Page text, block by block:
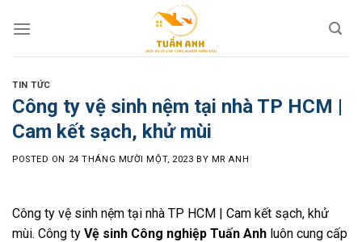
TIN TỨC
Công ty vệ sinh nệm tại nhà TP HCM |
Cam kết sạch, khử mùi
POSTED ON 24 THÁNG MƯỜI MỘT, 2023 BY MR ANH
Công ty vệ sinh nệm tại nhà TP HCM | Cam kết sạch, khử
mùi. Công ty Vệ sinh Công nghiệp Tuấn Anh luôn cung cấp